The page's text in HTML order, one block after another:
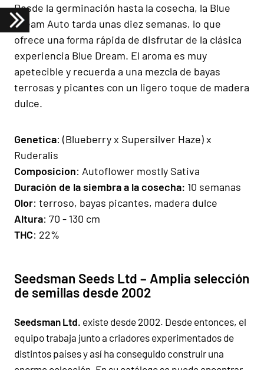
Desde la germinación hasta la cosecha, la Blue
Dream Auto tarda unas diez semanas, lo que
ofrece una forma rápida de disfrutar de la clásica
experiencia Blue Dream. El aroma es muy
apetecible y recuerda a una mezcla de bayas
terrosas y picantes con un ligero toque de madera
dulce.
Genetica: (Blueberry x Supersilver Haze) x
Ruderalis
Composicion: Autoflower mostly Sativa
Duración de la siembra a la cosecha: 10 semanas
Olor: terroso, bayas picantes, madera dulce
Altura: 70 - 130 cm
THC: 22%
Seedsman Seeds Ltd – Amplia selección
de semillas desde 2002
Seedsman Ltd. existe desde 2002. Desde entonces, el
equipo trabaja junto a criadores experimentados de
distintos países y así ha conseguido construir una